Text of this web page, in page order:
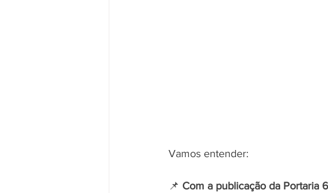
Vamos entender:
📌 Com a publicação da Portaria